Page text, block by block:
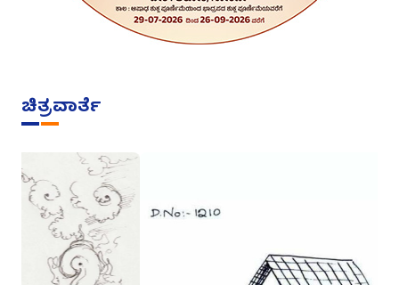
ಚಿತ್ರವಾರ್ತೆ